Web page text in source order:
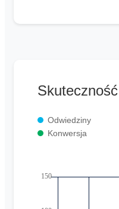
Skuteczność
Odwiedziny
Konwersja